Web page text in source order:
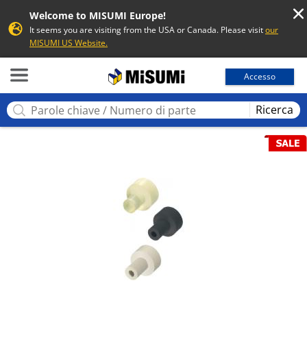
Welcome to MISUMI Europe!
It seems you are visiting from the USA or Canada. Please visitour
MISUMI US Website.
Accesso
Ricerca